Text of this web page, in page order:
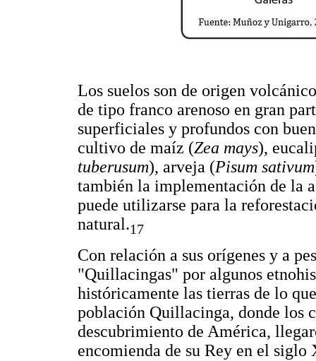
Los suelos son de origen
de tipo franco arenoso en gran
superficiales y profundos con
cultivo de maíz (Zea mays),
tuberusum), arveja (Pisum sativum
también la implementación de la
puede utilizarse para la
natural.17
Con relación a sus orígenes y a
"Quillacingas" por algunos
históricamente las tierras de lo
población Quillacinga, donde los
descubrimiento de América,
encomienda de su Rey en el siglo